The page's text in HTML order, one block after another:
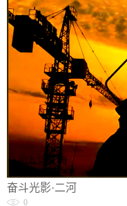
奋斗光影·二河
0